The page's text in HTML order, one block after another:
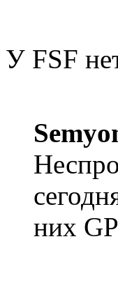
У FSF
них